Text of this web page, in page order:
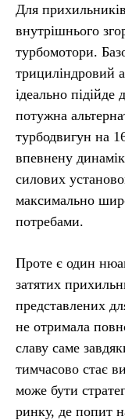
Для
внутрішнього
турбомотори.
трициліндровий
ідеально підійде
потужна
турбодвигун на
впевнену
силових
максимально
потребами.
Проте є один
затятих
представлених
не отримала
славу саме
тимчасово стає
може бути
ринку, де попит